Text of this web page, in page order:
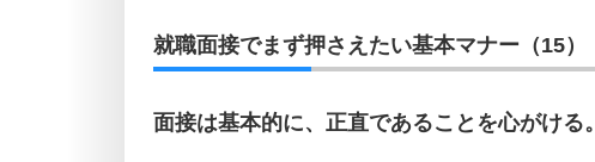
就職面接でまず押さえたい基本マナー（15）
面接は基本的に、正直であることを心がける。